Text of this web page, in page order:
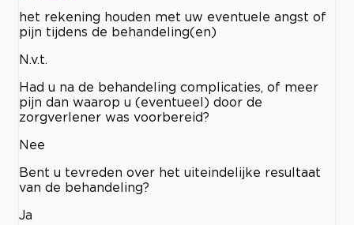
het rekening houden met uw eventuele angst of
pijn tijdens de behandeling(en)
N.v.t.
Had u na de behandeling complicaties, of meer
pijn dan waarop u (eventueel) door de
zorgverlener was voorbereid?
Nee
Bent u tevreden over het uiteindelijke resultaat
van de behandeling?
Ja